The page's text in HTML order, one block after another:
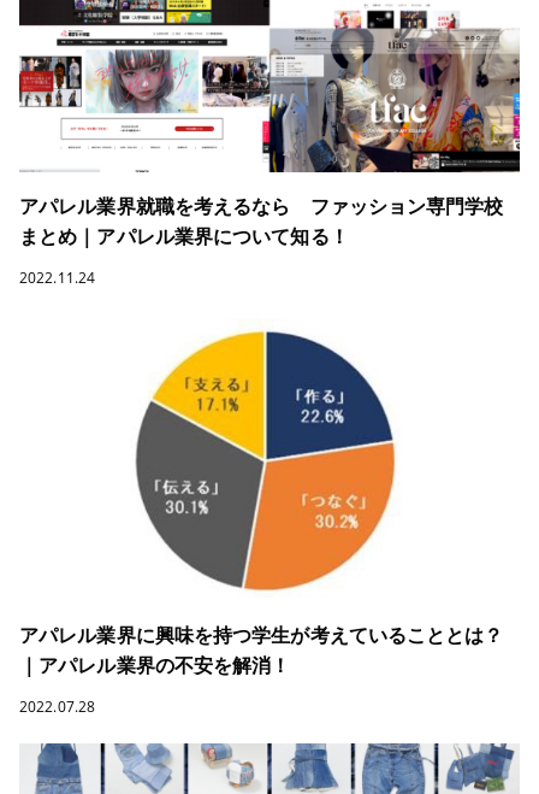
アパレル業界就職を考えるなら ファッション専門学校
まとめ｜アパレル業界について知る！
2022.11.24
アパレル業界に興味を持つ学生が考えていることとは？
｜アパレル業界の不安を解消！
2022.07.28